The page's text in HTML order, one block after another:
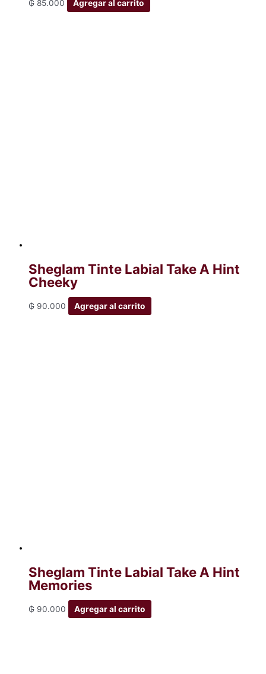
₲ 85.000 Agregar al carrito
Sheglam Tinte Labial Take A Hint
Cheeky
₲ 90.000 Agregar al carrito
Sheglam Tinte Labial Take A Hint
Memories
₲ 90.000 Agregar al carrito